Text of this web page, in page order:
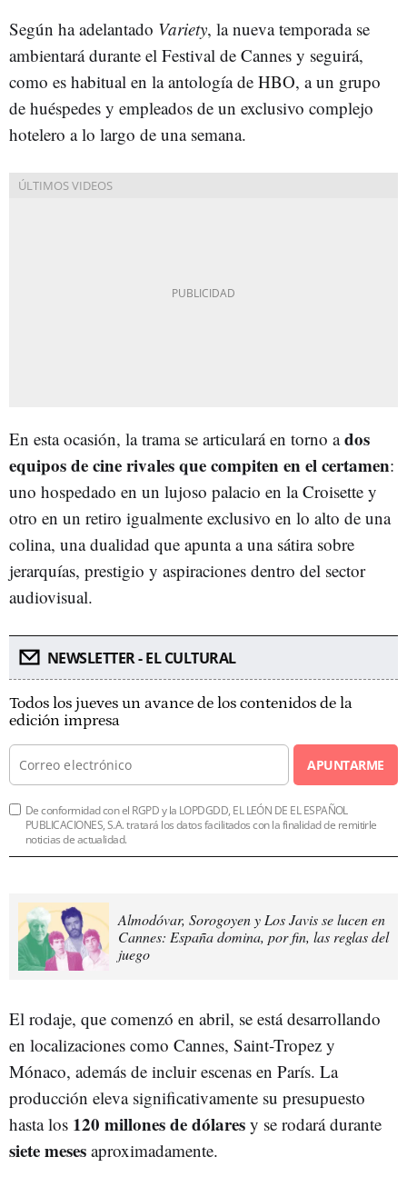
Según ha adelantado Variety, la nueva temporada se
ambientará durante el Festival de Cannes y seguirá,
como es habitual en la antología de HBO, a un grupo
de huéspedes y empleados de un exclusivo complejo
hotelero a lo largo de una semana.
En esta ocasión, la trama se articulará en torno ados
equipos de cine rivales que compiten en el certamen:
uno hospedado en un lujoso palacio en la Croisette y
otro en un retiro igualmente exclusivo en lo alto de una
colina, una dualidad que apunta a una sátira sobre
jerarquías, prestigio y aspiraciones dentro del sector
audiovisual.
NEWSLETTER - EL CULTURAL
Todos los jueves un avance de los contenidos de la
edición impresa
APUNTARME
De conformidad con el RGPD y la LOPDGDD, EL LEÓN DE EL ESPAÑOL
PUBLICACIONES, S.A. tratará los datos facilitados con la finalidad de remitirle
noticias de actualidad.
Almodóvar, Sorogoyen y Los Javis se lucen en
Cannes: España domina, por fin, las reglas del
juego
El rodaje, que comenzó en abril, se está desarrollando
en localizaciones como Cannes, Saint-Tropez y
Mónaco, además de incluir escenas en París. La
producción eleva significativamente su presupuesto
hasta los 120 millones de dólares y se rodará durante
siete meses aproximadamente.